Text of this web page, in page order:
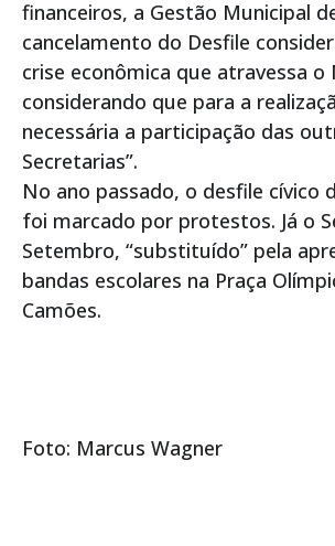
financeiros, a Gestão Municipal
cancelamento do Desfile
crise econômica que atravessa o
considerando que para a
necessária a participação das
Secretarias”.
No ano passado, o desfile cívico
foi marcado por protestos. Já o
Setembro, “substituído” pela
bandas escolares na Praça
Camões.
Foto: Marcus Wagner